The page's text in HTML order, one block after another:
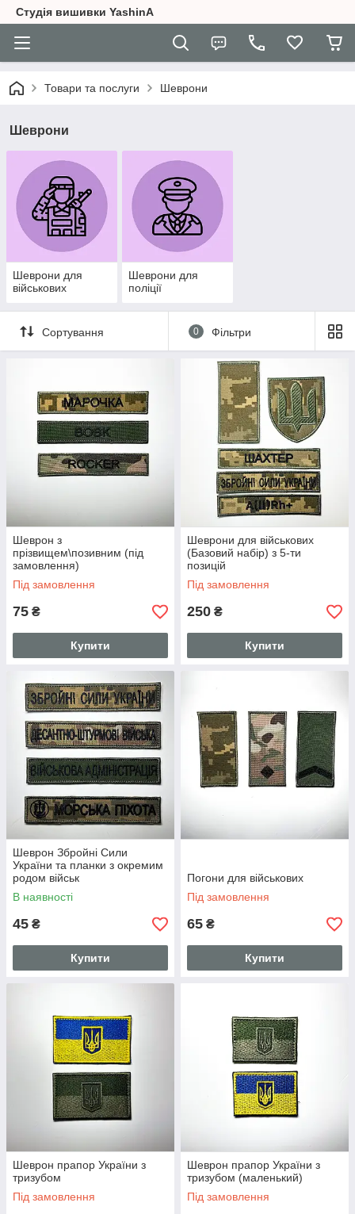
Студія вишивки YashinA
Товари та послуги Шеврони
Шеврони
Шеврони для
військових
Шеврони для
поліції
Сортування 0 Фільтри
Шеврон з
прізвищем\позивним (під
замовлення)
Під замовлення
75 ₴
Купити
Шеврони для військових
(Базовий набір) з 5-ти
позицій
Під замовлення
250 ₴
Купити
Шеврон Збройні Сили
України та планки з окремим
родом військ
В наявності
45 ₴
Купити
Погони для військових
Під замовлення
65 ₴
Купити
Шеврон прапор України з
тризубом
Під замовлення
Шеврон прапор України з
тризубом (маленький)
Під замовлення